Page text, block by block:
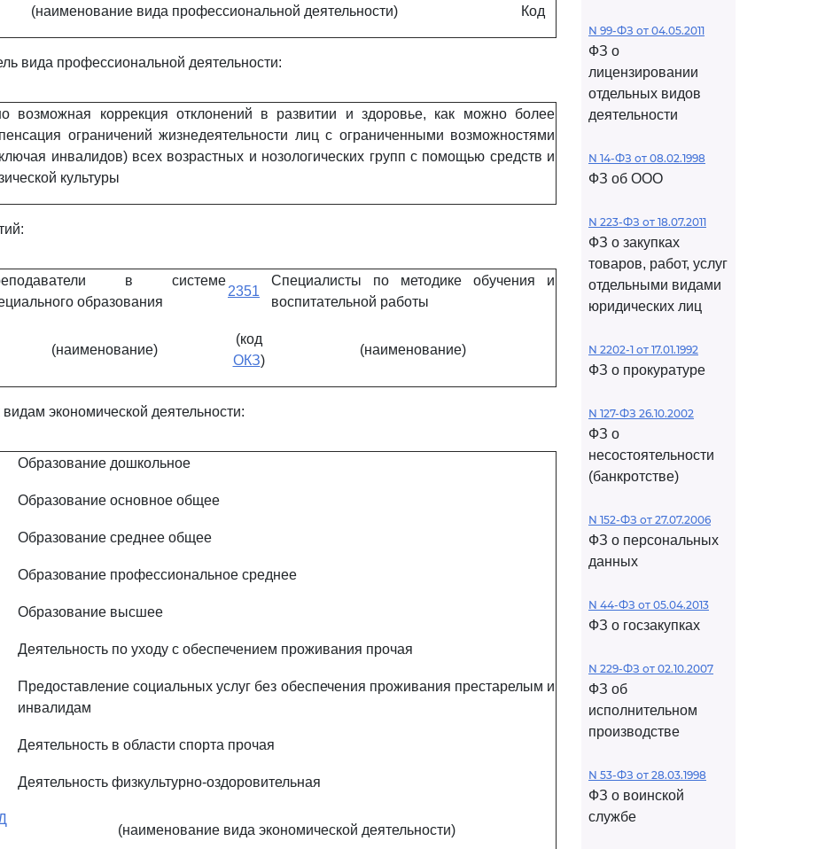
(наименование вида профессиональной деятельности) Код
вида профессиональной деятельности:
возможная коррекция отклонений в развитии и здоровье, как можно более
ограничений жизнедеятельности лиц с ограниченными возможностями
инвалидов) всех возрастных и нозологических групп с помощью средств и
культуры
в системе
образования
2351
Специалисты по методике обучения и
воспитательной работы
(наименование)
(код
ОКЗ)
(наименование)
экономической деятельности:
Образование дошкольное
Образование основное общее
Образование среднее общее
Образование профессиональное среднее
Образование высшее
Деятельность по уходу с обеспечением проживания прочая
Предоставление социальных услуг без обеспечения проживания престарелым и
инвалидам
Деятельность в области спорта прочая
Деятельность физкультурно-оздоровительная
(наименование вида экономической деятельности)
N 99-ФЗ от 04.05.2011
ФЗ о
лицензировании
отдельных видов
деятельности
N 14-ФЗ от 08.02.1998
ФЗ об ООО
N 223-ФЗ от 18.07.2011
ФЗ о закупках
товаров, работ, услуг
отдельными видами
юридических лиц
N 2202-1 от 17.01.1992
ФЗ о прокуратуре
N 127-ФЗ 26.10.2002
ФЗ о
несостоятельности
(банкротстве)
N 152-ФЗ от 27.07.2006
ФЗ о персональных
данных
N 44-ФЗ от 05.04.2013
ФЗ о госзакупках
N 229-ФЗ от 02.10.2007
ФЗ об
исполнительном
производстве
N 53-ФЗ от 28.03.1998
ФЗ о воинской
службе